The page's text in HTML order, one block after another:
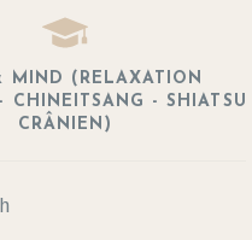
MIND (RELAXATION
CHINEITSANG - SHIATSU
CRÂNIEN)